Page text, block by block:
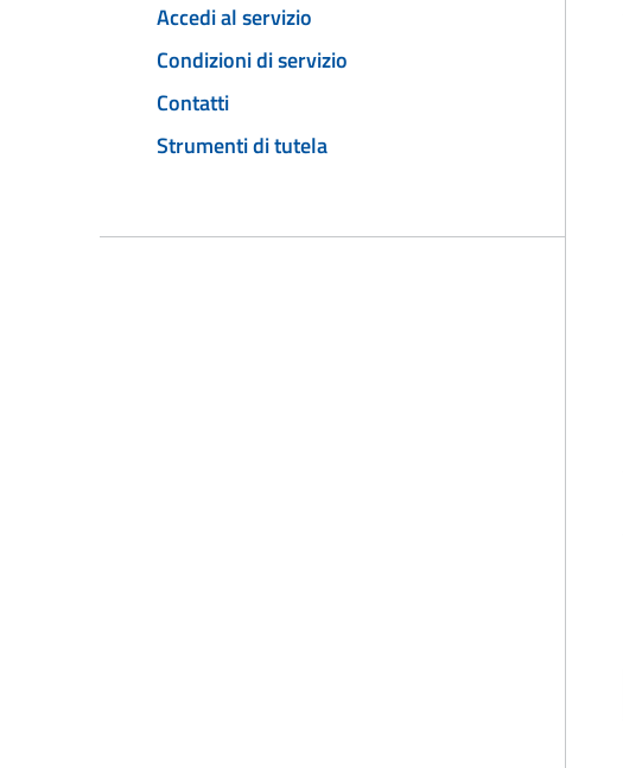
Accedi al servizio
Condizioni di servizio
Contatti
Strumenti di tutela